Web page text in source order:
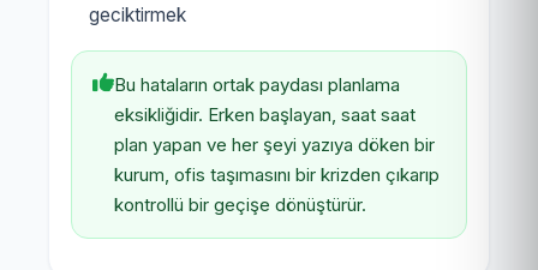
geciktirmek
Bu hataların ortak paydası planlama
eksikliğidir. Erken başlayan, saat saat
plan yapan ve her şeyi yazıya döken bir
kurum, ofis taşımasını bir krizden çıkarıp
kontrollü bir geçişe dönüştürür.